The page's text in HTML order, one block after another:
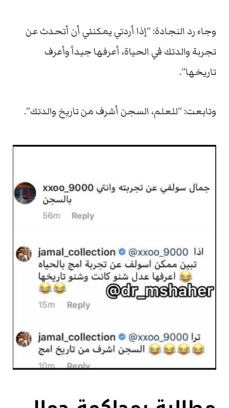
وجاء رد النجادة: “إذا أردتي يمكنني أن أتحدث عن
تجربة والدتك في الحياة، أعرفها جيداً وأعرف
تاريخها”.
وتابعت: “للعلم، السجن أشرف من تاريخ والدتك”.